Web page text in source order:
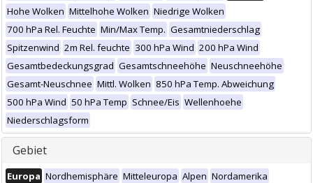
Hohe Wolken Mittelhohe Wolken Niedrige Wolken
700 hPa Rel. Feuchte Min/Max Temp. Gesamtniederschlag
Spitzenwind 2m Rel. feuchte 300 hPa Wind 200 hPa Wind
Gesamtbedeckungsgrad Gesamtschneehöhe Neuschneehöhe
Gesamt-Neuschnee Mittl. Wolken 850 hPa Temp. Abweichung
500 hPa Wind 50 hPa Temp Schnee/Eis Wellenhoehe
Niederschlagsform
Gebiet
Europa Nordhemisphäre Mitteleuropa Alpen Nordamerika